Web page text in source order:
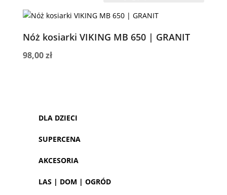
Nóż kosiarki VIKING MB 650 | GRANIT
98,00zł
DLA DZIECI
SUPERCENA
AKCESORIA
LAS | DOM | OGRÓD